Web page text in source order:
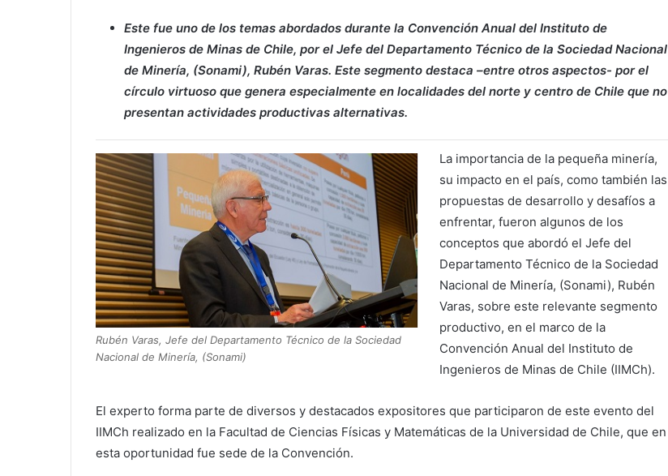
Este fue uno de los temas abordados durante la Convención Anual del Instituto de
Ingenieros de Minas de Chile, por el Jefe del Departamento Técnico de la Sociedad Nacional
de Minería, (Sonami), Rubén Varas. Este segmento destaca –entre otros aspectos- por el
círculo virtuoso que genera especialmente en localidades del norte y centro de Chile que no
presentan actividades productivas alternativas.
Rubén Varas, Jefe del Departamento Técnico de la Sociedad
Nacional de Minería, (Sonami)
La importancia de la pequeña minería,
su impacto en el país, como también las
propuestas de desarrollo y desafíos a
enfrentar, fueron algunos de los
conceptos que abordó el Jefe del
Departamento Técnico de la Sociedad
Nacional de Minería, (Sonami), Rubén
Varas, sobre este relevante segmento
productivo, en el marco de la
Convención Anual del Instituto de
Ingenieros de Minas de Chile (IIMCh).
El experto forma parte de diversos y destacados expositores que participaron de este evento del
IIMCh realizado en la Facultad de Ciencias Físicas y Matemáticas de la Universidad de Chile, que en
esta oportunidad fue sede de la Convención.